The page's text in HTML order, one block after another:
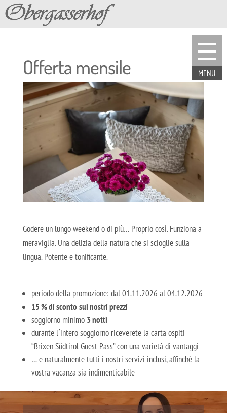
Offerta mensile
Godere un lungo weekend o di più… Proprio così. Funziona a
meraviglia. Una delizia della natura che si scioglie sulla
lingua. Potente e tonificante.
periodo della promozione: dal 01.11.2026 al 04.12.2026
15 % di sconto sui nostri prezzi
soggiorno minimo 3 notti
durante l´intero soggiorno riceverete la carta ospiti
“Brixen Südtirol Guest Pass” con una varietá di vantaggi
… e naturalmente tutti i nostri servizi inclusi, affinché la
vostra vacanza sia indimenticabile